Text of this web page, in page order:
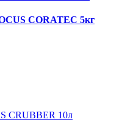
CORATEC 5кг